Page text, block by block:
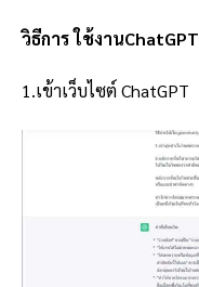
วิธีการ ใช้งานChatGPT
1.เข้าเว็บไซต์ ChatGPT